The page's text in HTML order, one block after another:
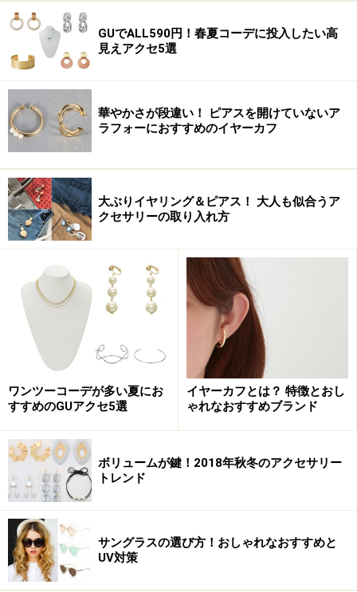
のコーデによく馴染みます。
2. ダブルメタルプレートイヤリング
ダブルメタルプレートイヤリング 590円（税抜）／GU（ジ
ーユー）
シルバーのメタルプレートが連なったイヤリングです。
コーデに投入した途端、涼しげな雰囲気に。キレイめに
なりすぎない変形プレートは、デニムスタイルといった
カジュアルなコーデにもマッチします。
3. サークルシェルピアス
GUでALL590円！春夏コーデに投入したい高
見えアクセ5選
華やかさが段違い！ ピアスを開けていないア
ラフォーにおすすめのイヤーカフ
大ぶりイヤリング＆ピアス！ 大人も似合うア
クセサリーの取り入れ方
ワンツーコーデが多い夏にお
すすめのGUアクセ5選
イヤーカフとは？ 特徴とおし
ゃれなおすすめブランド
ボリュームが鍵！2018年秋冬のアクセサリー
トレンド
サングラスの選び方！おしゃれなおすすめと
UV対策